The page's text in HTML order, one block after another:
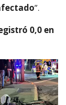
”.
0,0 en